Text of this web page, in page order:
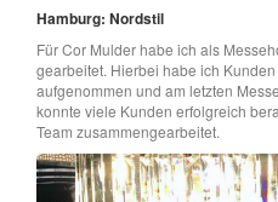
Hamburg: Nordstil
Für Cor Mulder habe ich als
gearbeitet. Hierbei habe ich
aufgenommen und am letzten
konnte viele Kunden erfolgreich
Team zusammengearbeitet.